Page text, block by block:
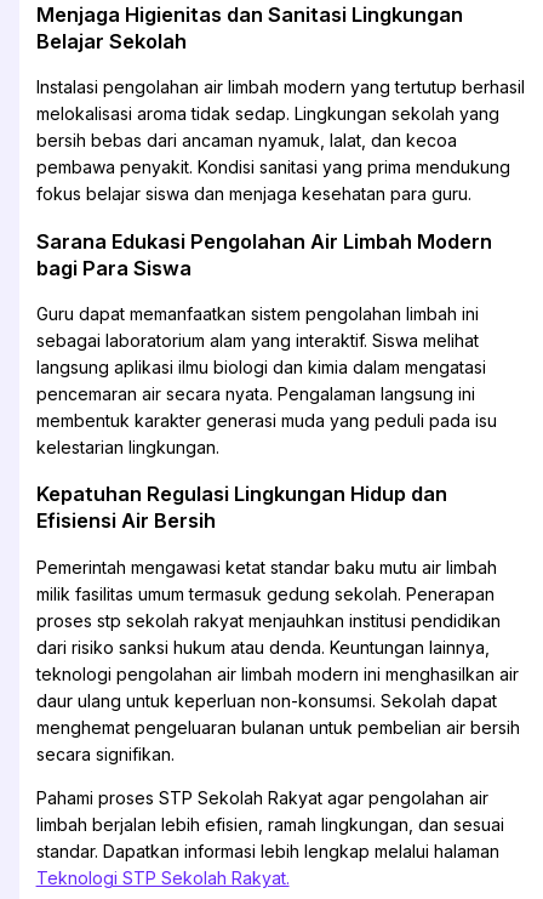
Menjaga Higienitas dan Sanitasi Lingkungan
Belajar Sekolah
Instalasi pengolahan air limbah modern yang tertutup berhasil
melokalisasi aroma tidak sedap. Lingkungan sekolah yang
bersih bebas dari ancaman nyamuk, lalat, dan kecoa
pembawa penyakit. Kondisi sanitasi yang prima mendukung
fokus belajar siswa dan menjaga kesehatan para guru.
Sarana Edukasi Pengolahan Air Limbah Modern
bagi Para Siswa
Guru dapat memanfaatkan sistem pengolahan limbah ini
sebagai laboratorium alam yang interaktif. Siswa melihat
langsung aplikasi ilmu biologi dan kimia dalam mengatasi
pencemaran air secara nyata. Pengalaman langsung ini
membentuk karakter generasi muda yang peduli pada isu
kelestarian lingkungan.
Kepatuhan Regulasi Lingkungan Hidup dan
Efisiensi Air Bersih
Pemerintah mengawasi ketat standar baku mutu air limbah
milik fasilitas umum termasuk gedung sekolah. Penerapan
proses stp sekolah rakyat menjauhkan institusi pendidikan
dari risiko sanksi hukum atau denda. Keuntungan lainnya,
teknologi pengolahan air limbah modern ini menghasilkan air
daur ulang untuk keperluan non-konsumsi. Sekolah dapat
menghemat pengeluaran bulanan untuk pembelian air bersih
secara signifikan.
Pahami proses STP Sekolah Rakyat agar pengolahan air
limbah berjalan lebih efisien, ramah lingkungan, dan sesuai
standar. Dapatkan informasi lebih lengkap melalui halaman
Teknologi STP Sekolah Rakyat.